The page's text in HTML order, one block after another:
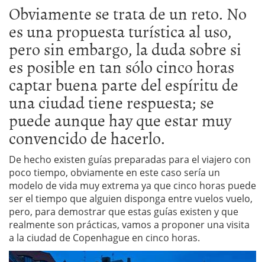
Obviamente se trata de un reto. No
es una propuesta turística al uso,
pero sin embargo, la duda sobre si
es posible en tan sólo cinco horas
captar buena parte del espíritu de
una ciudad tiene respuesta; se
puede aunque hay que estar muy
convencido de hacerlo.
De hecho existen guías preparadas para el viajero con
poco tiempo, obviamente en este caso sería un
modelo de vida muy extrema ya que cinco horas puede
ser el tiempo que alguien disponga entre vuelos vuelo,
pero, para demostrar que estas guías existen y que
realmente son prácticas, vamos a proponer una visita
a la ciudad de Copenhague en cinco horas.